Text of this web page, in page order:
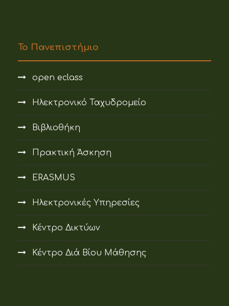
Το Πανεπιστήμιο
open eclass
Ηλεκτρονικό Ταχυδρομείο
Βιβλιοθήκη
Πρακτική Άσκηση
ERASMUS
Ηλεκτρονικές Υπηρεσίες
Κέντρο Δικτύων
Κέντρο Διά Βίου Μάθησης